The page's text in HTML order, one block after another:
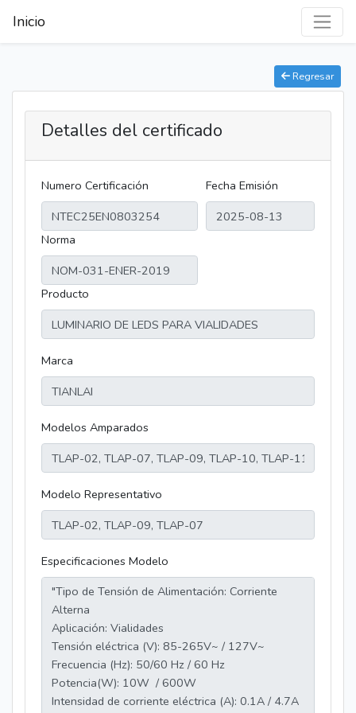
Inicio
Regresar
Detalles del certificado
Numero Certificación Fecha Emisión
Norma
Producto
Marca
Modelos Amparados
Modelo Representativo
Especificaciones Modelo